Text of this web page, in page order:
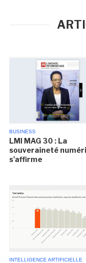
BUSINESS
LMI MAG 30 : La
souveraineté
s'affirme
INTELLIGENCE ARTIFICIELLE